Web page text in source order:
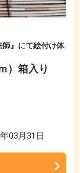
師』にて絵付け体
）箱入り
03月31日